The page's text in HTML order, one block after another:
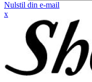
Nulstil din e-mail
x